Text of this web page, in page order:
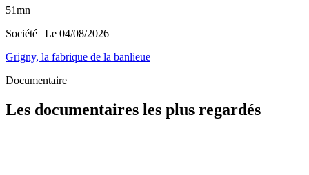
51mn
Société | Le 04/08/2026
Grigny, la fabrique de la banlieue
Documentaire
Les documentaires les plus regardés